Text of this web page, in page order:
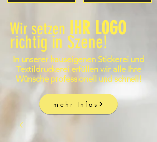
Wir setzen IHR LOGO
richtig in Szene!
In unserer hauseigenen Stickerei und
Textildruckerei erfüllen wir alle Ihre
Wünsche professionell und schnell!
mehr Infos